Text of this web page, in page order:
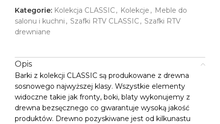
Kategorie: Kolekcja CLASSIC, Kolekcje , Meble do
salonu i kuchni , Szafki RTV CLASSIC, Szafki RTV
drewniane
Opis
Barki z kolekcji CLASSIC są produkowane z drewna
sosnowego najwyższej klasy. Wszystkie elementy
widoczne takie jak fronty, boki, blaty wykonujemy z
drewna bezsęcznego co gwarantuje wysoką jakość
produktów. Drewno pozyskiwane jest od kilkunastu